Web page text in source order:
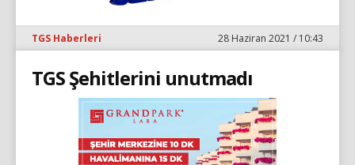
TGS Haberleri 28 Haziran 2021 / 10:43
TGS Şehitlerini unutmadı